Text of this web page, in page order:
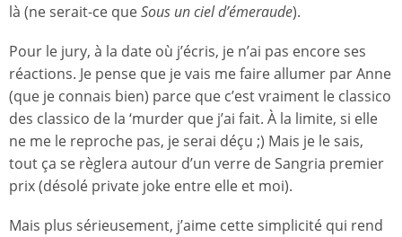
là (ne serait-ce queSous un ciel d’émeraude).
Pour le jury, à la date où j’écris, je n’ai pas encore ses
réactions. Je pense que je vais me faire allumer par Anne
(que je connais bien) parce que c’est vraiment le classico
des classico de la ‘murder que j’ai fait. À la limite, si elle
ne me le reproche pas, je serai déçu ;) Mais je le sais,
tout ça se règlera autour d’un verre de Sangria premier
prix (désolé private joke entre elle et moi).
Mais plus sérieusement, j’aime cette simplicité qui rend